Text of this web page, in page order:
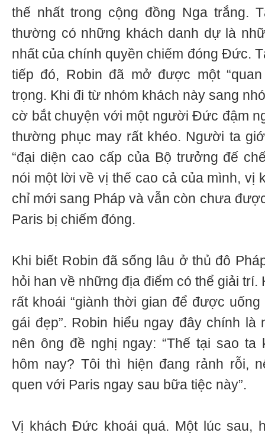
thế nhất trong cộng đồng Nga trắng.
thường có những khách danh dự là
nhất của chính quyền chiếm đóng Đức.
tiếp đó, Robin đã mở được một
trọng. Khi đi từ nhóm khách này sang
cờ bắt chuyện với một người Đức đậm
thường phục may rất khéo. Người ta
“đại diện cao cấp của Bộ trưởng đế
nói một lời về vị thế cao cả của mình, vị
chỉ mới sang Pháp và vẫn còn chưa
Paris bị chiếm đóng.
Khi biết Robin đã sống lâu ở thủ đô
hỏi han về những địa điểm có thể giải
rất khoái “giành thời gian để được
gái đẹp”. Robin hiểu ngay đây chính
nên ông đề nghị ngay: “Thế tại sao ta
hôm nay? Tôi thì hiện đang rảnh rỗi,
quen với Paris ngay sau bữa tiệc này”.
Vị khách Đức khoái quá. Một lúc sau,